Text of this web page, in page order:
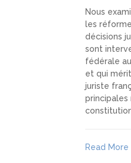
Nous
les
décisions
sont
fédérale
et qui
juriste
principales
Read More